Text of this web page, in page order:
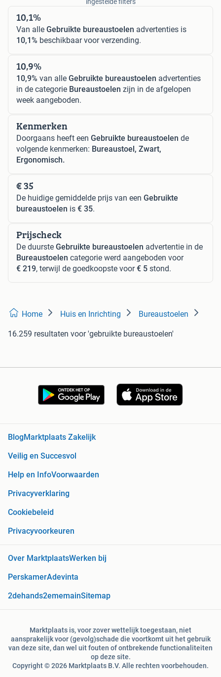
10,1%
Van alle Gebruikte bureaustoelen advertenties is
10,1% beschikbaar voor verzending.
10,9%
10,9% van alle Gebruikte bureaustoelen advertenties
in de categorie Bureaustoelen zijn in de afgelopen
week aangeboden.
Kenmerken
Doorgaans heeft een Gebruikte bureaustoelen de
volgende kenmerken: Bureaustoel, Zwart,
Ergonomisch.
€ 35
De huidige gemiddelde prijs van een Gebruikte
bureaustoelen is € 35.
Prijscheck
De duurste Gebruikte bureaustoelen advertentie in de
Bureaustoelen categorie werd aangeboden voor
€ 219, terwijl de goedkoopste voor€ 5 stond.
Home Huis en Inrichting Bureaustoelen
16.259 resultaten voor 'gebruikte bureaustoelen'
BlogMarktplaats Zakelijk
Veilig en Succesvol
Help en InfoVoorwaarden
Privacyverklaring
Cookiebeleid
Privacyvoorkeuren
Over MarktplaatsWerken bij
PerskamerAdevinta
2dehands2ememainSitemap
Marktplaats is, voor zover wettelijk toegestaan, niet
aansprakelijk voor (gevolg)schade die voortkomt uit het gebruik
van deze site, dan wel uit fouten of ontbrekende functionaliteiten
op deze site.
Copyright © 2026 Marktplaats B.V. Alle rechten voorbehouden.